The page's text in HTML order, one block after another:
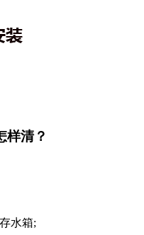
样清？
水箱;